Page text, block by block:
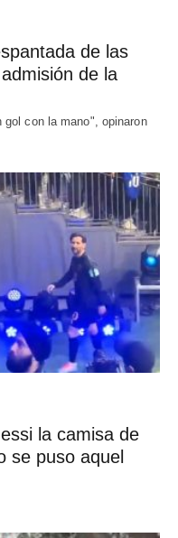
de las
de la
con la mano", opinaron
la camisa de
se puso aquel